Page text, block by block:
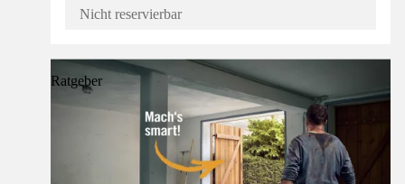
Nicht reservierbar
Ratgeber